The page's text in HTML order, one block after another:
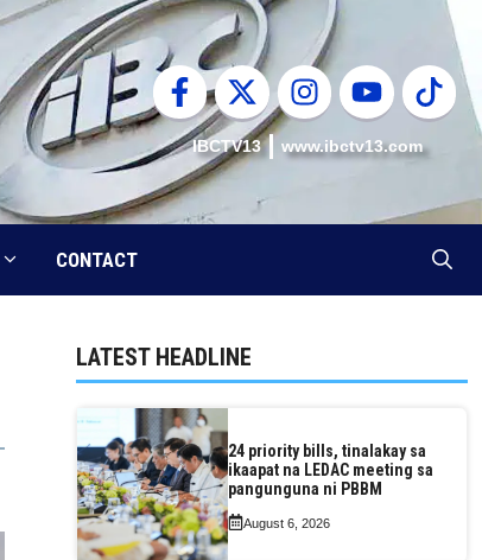
IBCTV13 www.ibctv13.com
CONTACT
LATEST HEADLINE
24 priority bills, tinalakay sa
ikaapat na LEDAC meeting sa
pangunguna ni PBBM
August 6, 2026